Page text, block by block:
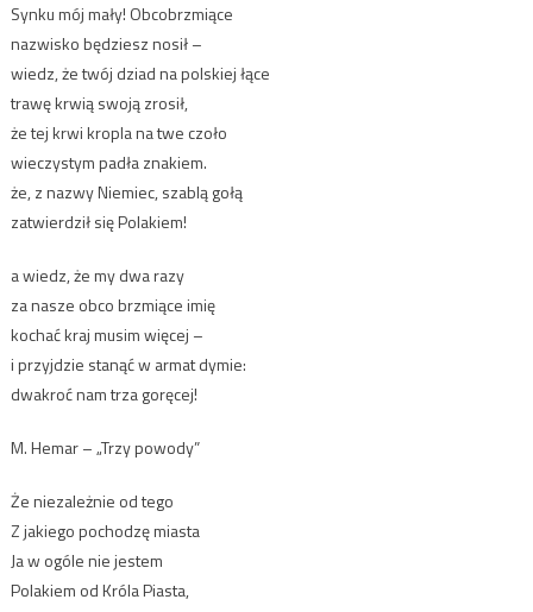
Synku mój mały! Obcobrzmiące
nazwisko będziesz nosił –
wiedz, że twój dziad na polskiej łące
trawę krwią swoją zrosił,
że tej krwi kropla na twe czoło
wieczystym padła znakiem.
że, z nazwy Niemiec, szablą gołą
zatwierdził się Polakiem!
a wiedz, że my dwa razy
za nasze obco brzmiące imię
kochać kraj musim więcej –
i przyjdzie stanąć w armat dymie:
dwakroć nam trza goręcej!
M. Hemar – „Trzy powody”
Że niezależnie od tego
Z jakiego pochodzę miasta
Ja w ogóle nie jestem
Polakiem od Króla Piasta,